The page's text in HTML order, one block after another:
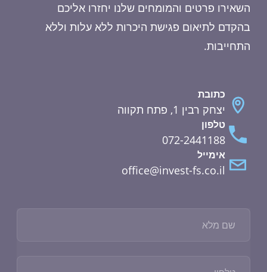
השאירו פרטים והמומחים שלנו יחזרו אליכם
בהקדם לתיאום פגישת היכרות ללא עלות וללא
התחייבות.
כתובת
יצחק רבין 1, פתח תקווה
טלפון
072-2441188
אימייל
office@invest-fs.co.il